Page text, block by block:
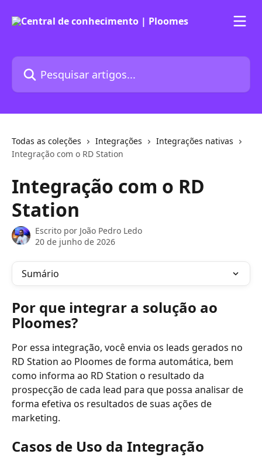
Pesquisar artigos...
Todas as coleções Integrações
Integrações nativas
Integração com o RD Station
Integração com o RD
Station
Escrito por João Pedro Ledo
20 de junho de 2026
Sumário
Por que integrar a solução ao
Ploomes?
Por essa integração, você envia os leads gerados no
RD Station ao Ploomes de forma automática, bem
como informa ao RD Station o resultado da
prospecção de cada lead para que possa analisar de
forma efetiva os resultados de suas ações de
marketing.
Casos de Uso da Integração